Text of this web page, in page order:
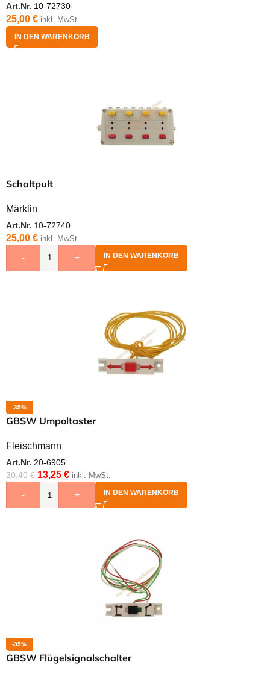
Art.Nr. 10-72730
25,00 € inkl. MwSt.
IN DEN WARENKORB
Schaltpult
Märklin
Art.Nr. 10-72740
25,00 € inkl. MwSt.
- + IN DEN WARENKORB
-35%
GBSW Umpoltaster
Fleischmann
Art.Nr. 20-6905
20,40€ 13,25 € inkl. MwSt.
- + IN DEN WARENKORB
-35%
GBSW Flügelsignalschalter